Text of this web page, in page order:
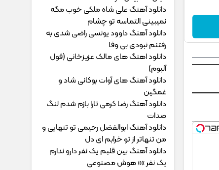
دانلود آهنگ علی شاه ملکی خوب مگه
نمیبینی التماسه تو چشام
دانلود آهنگ داوود یونسی راﺿﻰ ﺷﺪی ﺑﻪ
رﻓﺘﻨﻢ ﻧﺒﻮدی ﺑﻰ وﻓﺎ
دانلود اهنگ های مالک عزیزخانی (فول
آلبوم)
دانلود آهنگ های آوات بوکانی شاد و
غمگین
دانلود آهنگ رضا کرمی تارا بازم شدم لنگ
صدات
دانلود آهنگ ابوالفضل رحیمی ﺗﻮ ﺗﻨﻬﺎﻳﻰ و
ﻣﻦ ﺗﻨﻬﺎﺗﺮ از ﺗﻮ ﺧﺮاﺑﻢ ای دل
دانلود آهنگ بین قلبم یک نفر دارو ندارم
یک نفر »» هوش مصنوعی